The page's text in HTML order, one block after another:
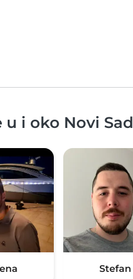
i oko Novi Sad
Stefan